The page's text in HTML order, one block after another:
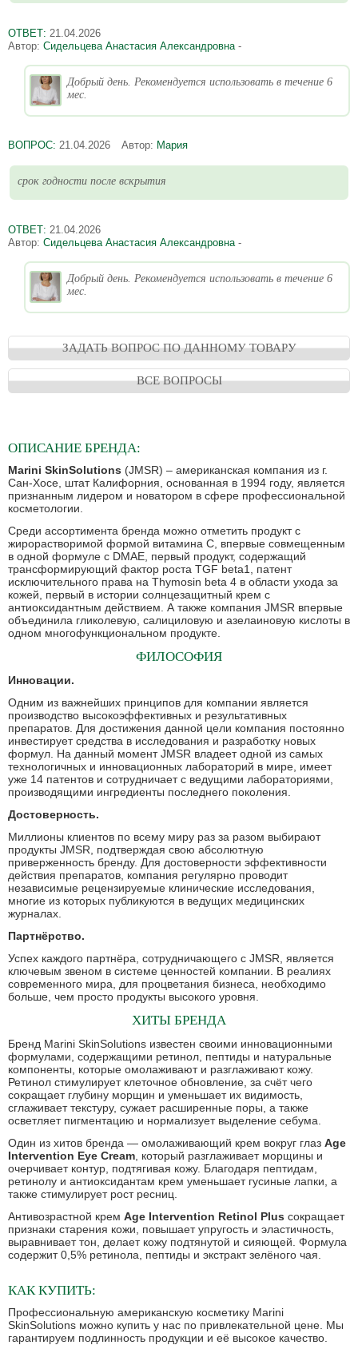
ОТВЕТ: 21.04.2026
Автор: Сидельцева Анастасия Александровна-
Добрый день. Рекомендуется использовать в течение 6
мес.
ВОПРОС: 21.04.2026 Автор: Мария
срок годности после вскрытия
ОТВЕТ: 21.04.2026
Автор: Сидельцева Анастасия Александровна-
Добрый день. Рекомендуется использовать в течение 6
мес.
ЗАДАТЬ ВОПРОС ПО ДАННОМУ ТОВАРУ
ВСЕ ВОПРОСЫ
ОПИСАНИЕ БРЕНДА:
Marini SkinSolutions (JMSR) – американская компания из г.
Сан-Хосе, штат Калифорния, основанная в 1994 году, является
признанным лидером и новатором в сфере профессиональной
косметологии.
Среди ассортимента бренда можно отметить продукт с
жирорастворимой формой витамина C, впервые совмещенным
в одной формуле с DMAE, первый продукт, содержащий
трансформирующий фактор роста TGF beta1, патент
исключительного права на Thymosin beta 4 в области ухода за
кожей, первый в истории солнцезащитный крем с
антиоксидантным действием. А также компания JMSR впервые
объединила гликолевую, салициловую и азелаиновую кислоты в
одном многофункциональном продукте.
ФИЛОСОФИЯ
Инновации.
Одним из важнейших принципов для компании является
производство высокоэффективных и результативных
препаратов. Для достижения данной цели компания постоянно
инвестирует средства в исследования и разработку новых
формул. На данный момент JMSR владеет одной из самых
технологичных и инновационных лабораторий в мире, имеет
уже 14 патентов и сотрудничает с ведущими лабораториями,
производящими ингредиенты последнего поколения.
Достоверность.
Миллионы клиентов по всему миру раз за разом выбирают
продукты JMSR, подтверждая свою абсолютную
приверженность бренду. Для достоверности эффективности
действия препаратов, компания регулярно проводит
независимые рецензируемые клинические исследования,
многие из которых публикуются в ведущих медицинских
журналах.
Партнёрство.
Успех каждого партнёра, сотрудничающего с JMSR, является
ключевым звеном в системе ценностей компании. В реалиях
современного мира, для процветания бизнеса, необходимо
больше, чем просто продукты высокого уровня.
ХИТЫ БРЕНДА
Бренд Marini SkinSolutions известен своими инновационными
формулами, содержащими ретинол, пептиды и натуральные
компоненты, которые омолаживают и разглаживают кожу.
Ретинол стимулирует клеточное обновление, за счёт чего
сокращает глубину морщин и уменьшает их видимость,
сглаживает текстуру, сужает расширенные поры, а также
осветляет пигментацию и нормализует выделение себума.
Один из хитов бренда — омолаживающий крем вокруг глаз Age
Intervention Eye Cream , который разглаживает морщины и
очерчивает контур, подтягивая кожу. Благодаря пептидам,
ретинолу и антиоксидантам крем уменьшает гусиные лапки, а
также стимулирует рост ресниц.
Антивозрастной крем Age Intervention Retinol Plus сокращает
признаки старения кожи, повышает упругость и эластичность,
выравнивает тон, делает кожу подтянутой и сияющей. Формула
содержит 0,5% ретинола, пептиды и экстракт зелёного чая.
КАК КУПИТЬ:
Профессиональную американскую косметику Marini
SkinSolutions можно купить у нас по привлекательной цене. Мы
гарантируем подлинность продукции и её высокое качество.